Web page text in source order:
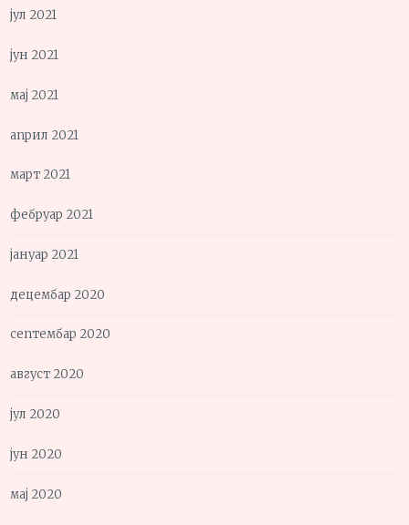
јул 2021
јун 2021
мај 2021
април 2021
март 2021
фебруар 2021
јануар 2021
децембар 2020
септембар 2020
август 2020
јул 2020
јун 2020
мај 2020